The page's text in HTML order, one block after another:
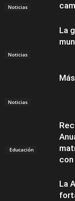
Noticias
Noticias
La
Noticias
Educación
La